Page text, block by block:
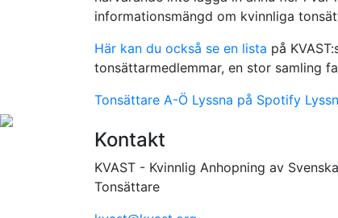
informationsmängd om kvinnliga
Här kan du också se en lista på
tonsättarmedlemmar, en stor samling
Tonsättare A-Ö Lyssna på Spotify
Kontakt
KVAST - Kvinnlig Anhopning av Svenska
Tonsättare